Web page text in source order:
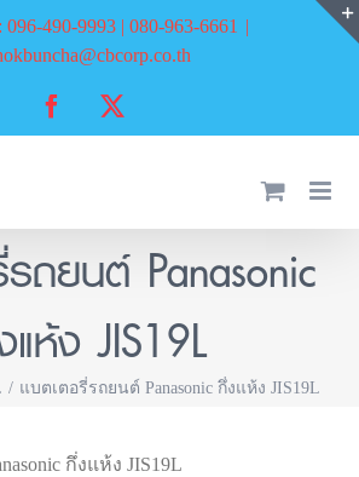
096-490-9993 | 080-963-6661 |
Facebook
ถยนต์ Panasonic
ห้ง JIS19L
แบตเตอรี่รถยนต์ Panasonic กึ่งแห้ง JIS19L
กึ่งแห้ง JIS19L